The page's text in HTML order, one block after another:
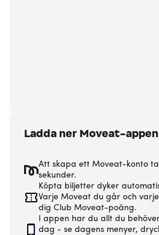
Ladda ner Moveat-appen
Att skapa ett Moveat-konto
sekunder.
Köpta biljetter dyker
Varje Moveat du går och
dig Club Moveat-poäng.
I appen har du allt du
dag - se dagens menyer,